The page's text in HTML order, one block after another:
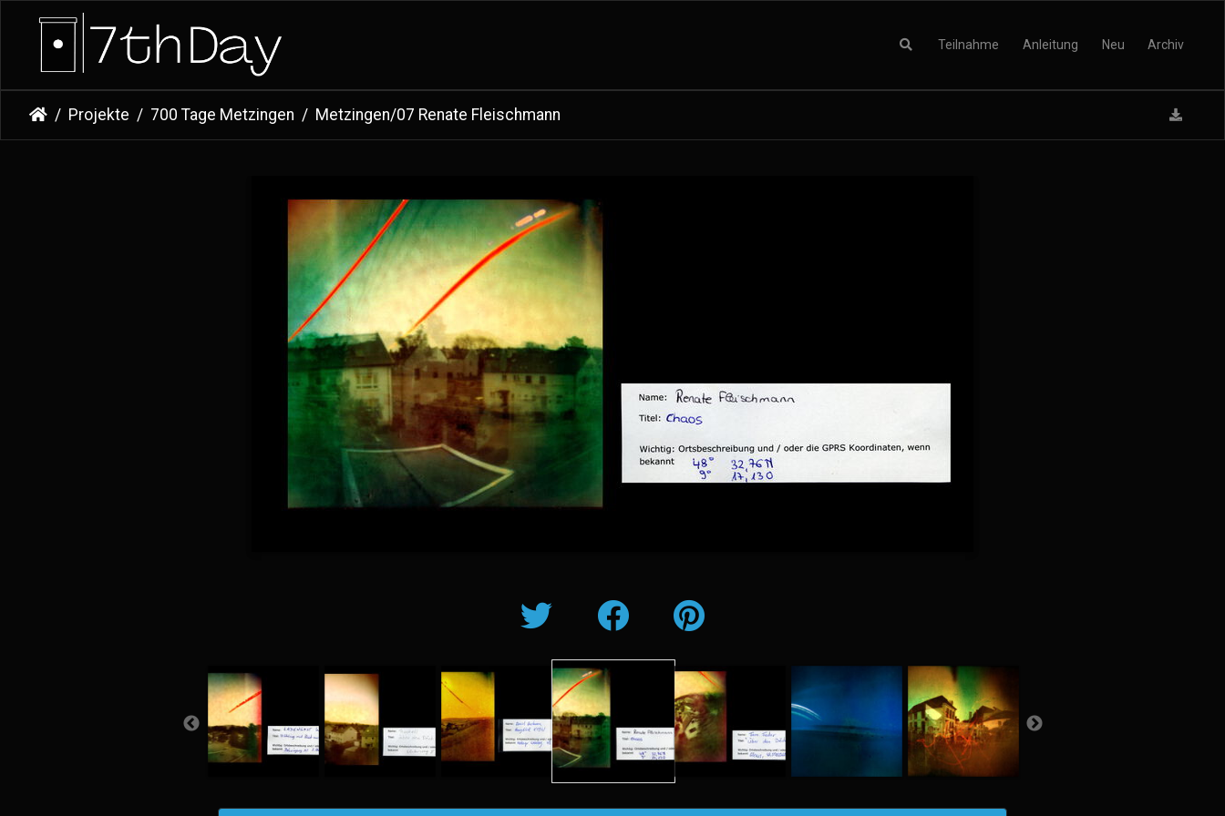
Teilnahme Anleitung Neu Archiv
Projekte 700 Tage Metzingen Metzingen/07 Renate Fleischmann